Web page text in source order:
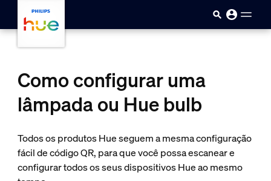
Pular para o conteúdo principal
Como configurar uma
lâmpada ou Hue bulb
Todos os produtos Hue seguem a mesma configuração
fácil de código QR, para que você possa escanear e
configurar todos os seus dispositivos Hue ao mesmo